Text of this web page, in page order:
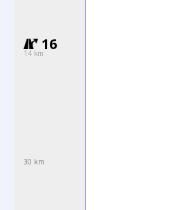
16
14 km
30 km